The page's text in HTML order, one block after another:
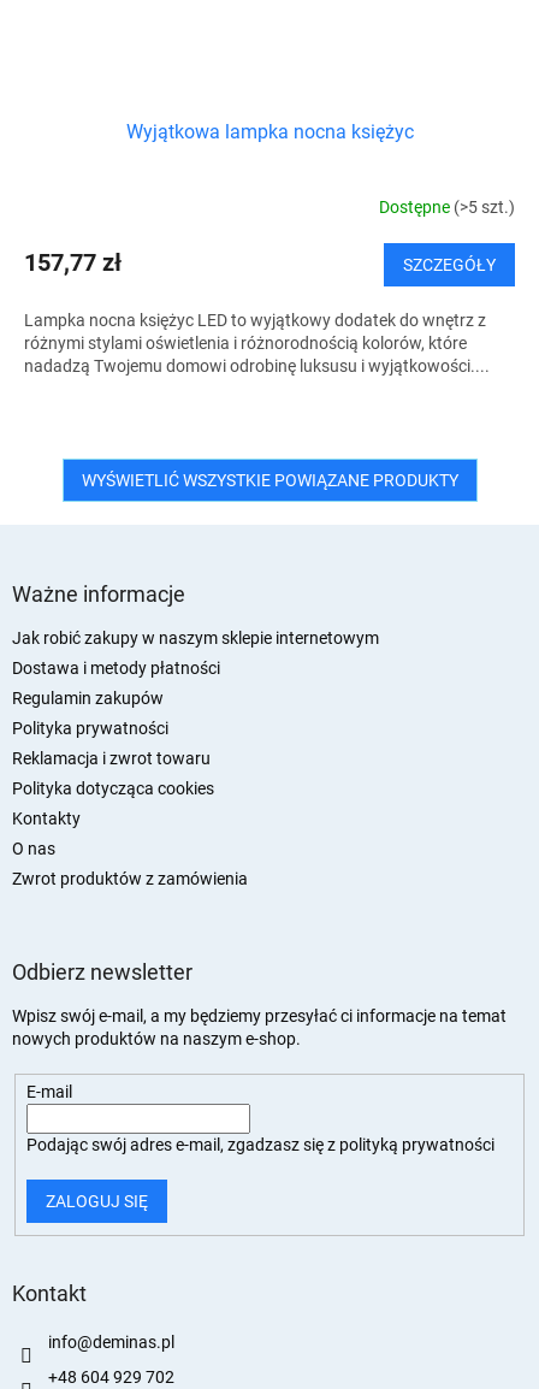
Wyjątkowa lampka nocna księżyc
Dostępne (>5 szt.)
157,77 zł SZCZEGÓŁY
Lampka nocna księżyc LED to wyjątkowy dodatek do wnętrz z
różnymi stylami oświetlenia i różnorodnością kolorów, które
nadadzą Twojemu domowi odrobinę luksusu i wyjątkowości....
WYŚWIETLIĆ WSZYSTKIE POWIĄZANE PRODUKTY
Ważne informacje
Jak robić zakupy w naszym sklepie internetowym
Dostawa i metody płatności
Regulamin zakupów
Polityka prywatności
Reklamacja i zwrot towaru
Polityka dotycząca cookies
Kontakty
O nas
Zwrot produktów z zamówienia
Odbierz newsletter
Wpisz swój e-mail, a my będziemy przesyłać ci informacje na temat
nowych produktów na naszym e-shop.
E-mail
Podając swój adres e-mail, zgadzasz się z polityką prywatności
ZALOGUJ SIĘ
Kontakt
info@deminas.pl
+48 604 929 702